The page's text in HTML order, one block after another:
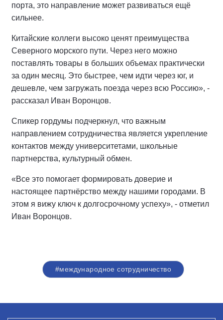
порта, это направление может развиваться ещё
сильнее.
Китайские коллеги высоко ценят преимущества
Северного морского пути. Через него можно
поставлять товары в больших объемах практически
за один месяц. Это быстрее, чем идти через юг, и
дешевле, чем загружать поезда через всю Россию», -
рассказал Иван Воронцов.
Спикер гордумы подчеркнул, что важным
направлением сотрудничества является укрепление
контактов между университетами, школьные
партнерства, культурный обмен.
«Все это помогает формировать доверие и
настоящее партнёрство между нашими городами. В
этом я вижу ключ к долгосрочному успеху», - отметил
Иван Воронцов.
#международное сотрудничество